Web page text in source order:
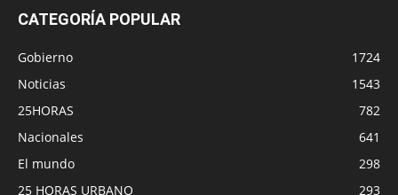
CATEGORÍA POPULAR
Gobierno
1724
Noticias
1543
25HORAS
782
Nacionales
641
El mundo
298
25 HORAS URBANO
293